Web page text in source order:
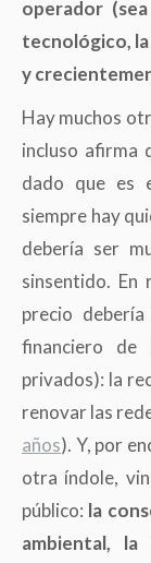
operador
tecnológico,
y
Hay muchos
incluso afirma
dado que es
siempre hay
debería ser
sinsentido. En
precio
financiero de
privados): la
renovar las
años). Y, por
otra índole,
público: la
ambiental,